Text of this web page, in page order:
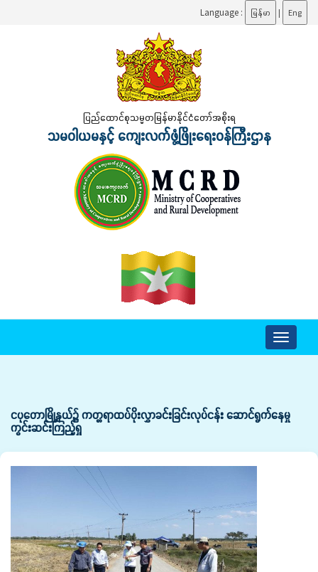
Language : မြန်မာ | Eng
ပြည်ထောင်စုသမ္မတမြန်မာနိုင်ငံတော်အစိုးရ
သမဝါယမနှင့် ကျေးလက်ဖွံ့ဖြိုးရေးဝန်ကြီးဌာန
Toggle
ငပုတောမြို့နယ်၌ ကတ္တရာထပ်ပိုးလွှာခင်းခြင်းလုပ်ငန်း ဆောင်ရွက်နေမှု
ကွင်းဆင်းကြည့်ရှု